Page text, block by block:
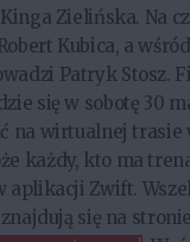
Zielińska. Na
Kubica, a
Patryk Stosz.
się w sobotę 30
na wirtualnej trasie
każdy, kto ma
Zwift.
się na stronie